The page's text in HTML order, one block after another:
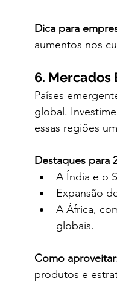
Dica para
aumentos nos
6. Mercados
Países
global.
essas regiões
Destaques para
A Índia e o
Expansão
A África,
globais.
Como
produtos e